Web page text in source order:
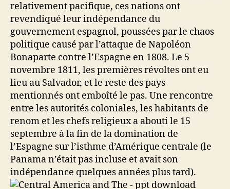
relativement pacifique, ces nations ont
revendiqué leur indépendance du
gouvernement espagnol, poussées par le chaos
politique causé par l’attaque de Napoléon
Bonaparte contre l’Espagne en 1808. Le 5
novembre 1811, les premières révoltes ont eu
lieu au Salvador, et le reste des pays
mentionnés ont emboîté le pas. Une rencontre
entre les autorités coloniales, les habitants de
renom et les chefs religieux a abouti le 15
septembre à la fin de la domination de
l’Espagne sur l’isthme d’Amérique centrale (le
Panama n’était pas incluse et avait son
indépendance quelques années plus tard).